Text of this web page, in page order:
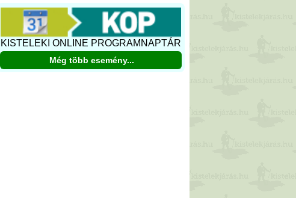
KISTELEKI ONLINE PROGRAMNAPTÁR
Még több esemény...